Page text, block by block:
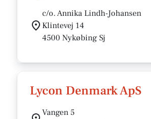
c/o. Annika Lindh-Johansen
Klintevej 14
4500 Nykøbing Sj
Lycon Denmark ApS
Vangen 5